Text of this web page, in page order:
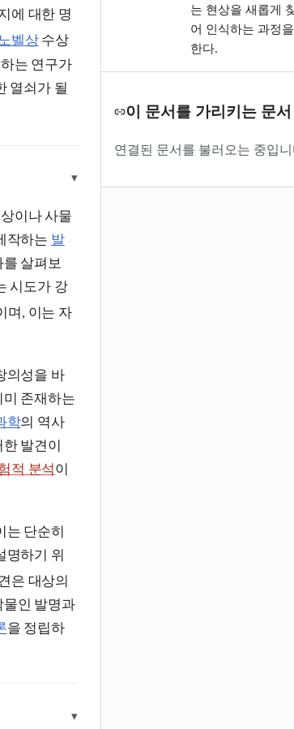
에 대한 명
벨상수상
는 연구가
열쇠가 될
▾
이나 사물
작하는 발
살펴보
시도가 강
며, 이는 자
의성을 바
존재하는
학의 역사
발견이
적 분석이
는 단순히
명하기 위
은 대상의
물인 발명과
을 정립하
▾
는 현상을 새롭게
어 인식하는 과정
한다.
이 문서를 가리키는 문서
연결된 문서를 불러오는 중입니